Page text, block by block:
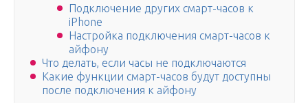
Подключение других смарт-часов к
iPhone
Настройка подключения смарт-часов к
айфону
Что делать, если часы не подключаются
Какие функции смарт-часов будут доступны
после подключения к айфону